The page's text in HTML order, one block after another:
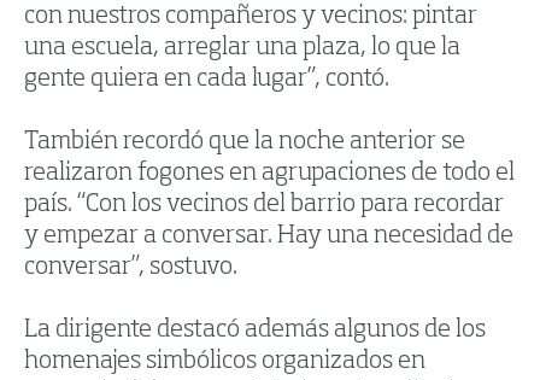
con nuestros compañeros y vecinos: pintar
una escuela, arreglar una plaza, lo que la
gente quiera en cada lugar”, contó.
También recordó que la noche anterior se
realizaron fogones en agrupaciones de todo el
país. “Con los vecinos del barrio para recordar
y empezar a conversar. Hay una necesidad de
conversar”, sostuvo.
La dirigente destacó además algunos de los
homenajes simbólicos organizados en